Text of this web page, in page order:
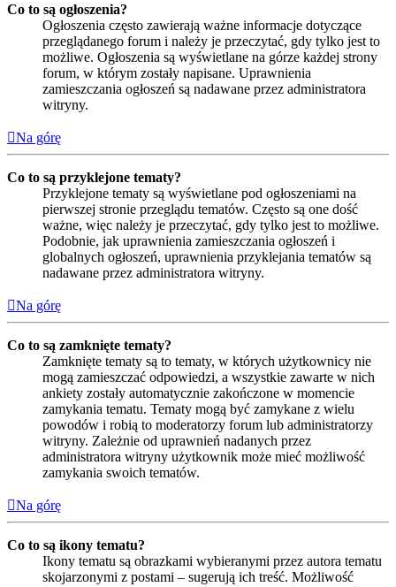
Co to są ogłoszenia?
Ogłoszenia często zawierają ważne informacje dotyczące
przeglądanego forum i należy je przeczytać, gdy tylko jest to
możliwe. Ogłoszenia są wyświetlane na górze każdej strony
forum, w którym zostały napisane. Uprawnienia
zamieszczania ogłoszeń są nadawane przez administratora
witryny.
Na górę
Co to są przyklejone tematy?
Przyklejone tematy są wyświetlane pod ogłoszeniami na
pierwszej stronie przeglądu tematów. Często są one dość
ważne, więc należy je przeczytać, gdy tylko jest to możliwe.
Podobnie, jak uprawnienia zamieszczania ogłoszeń i
globalnych ogłoszeń, uprawnienia przyklejania tematów są
nadawane przez administratora witryny.
Na górę
Co to są zamknięte tematy?
Zamknięte tematy są to tematy, w których użytkownicy nie
mogą zamieszczać odpowiedzi, a wszystkie zawarte w nich
ankiety zostały automatycznie zakończone w momencie
zamykania tematu. Tematy mogą być zamykane z wielu
powodów i robią to moderatorzy forum lub administratorzy
witryny. Zależnie od uprawnień nadanych przez
administratora witryny użytkownik może mieć możliwość
zamykania swoich tematów.
Na górę
Co to są ikony tematu?
Ikony tematu są obrazkami wybieranymi przez autora tematu
skojarzonymi z postami – sugerują ich treść. Możliwość